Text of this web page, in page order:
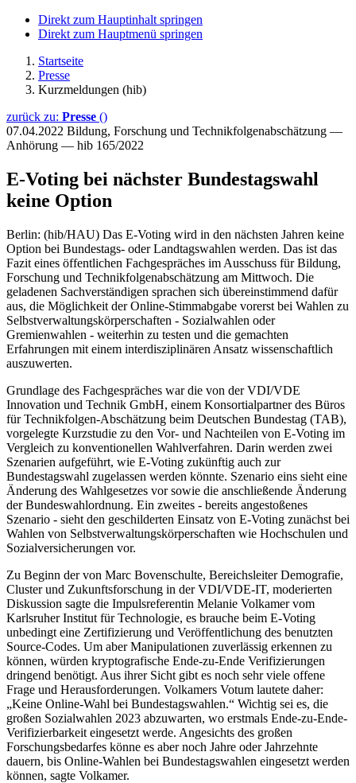
Direkt zum Hauptinhalt springen
Direkt zum Hauptmenü springen
Startseite
Presse
Kurzmeldungen (hib)
zurück zu: Presse ()
07.04.2022 Bildung, Forschung und Technikfolgenabschätzung —
Anhörung — hib 165/2022
E-Voting bei nächster Bundestagswahl
keine Option
Berlin: (hib/HAU) Das E-Voting wird in den nächsten Jahren keine
Option bei Bundestags- oder Landtagswahlen werden. Das ist das
Fazit eines öffentlichen Fachgespräches im Ausschuss für Bildung,
Forschung und Technikfolgenabschätzung am Mittwoch. Die
geladenen Sachverständigen sprachen sich übereinstimmend dafür
aus, die Möglichkeit der Online-Stimmabgabe vorerst bei Wahlen zu
Selbstverwaltungskörperschaften - Sozialwahlen oder
Gremienwahlen - weiterhin zu testen und die gemachten
Erfahrungen mit einem interdisziplinären Ansatz wissenschaftlich
auszuwerten.
Grundlage des Fachgespräches war die von der VDI/VDE
Innovation und Technik GmbH, einem Konsortialpartner des Büros
für Technikfolgen-Abschätzung beim Deutschen Bundestag (TAB),
vorgelegte Kurzstudie zu den Vor- und Nachteilen von E-Voting im
Vergleich zu konventionellen Wahlverfahren. Darin werden zwei
Szenarien aufgeführt, wie E-Voting zukünftig auch zur
Bundestagswahl zugelassen werden könnte. Szenario eins sieht eine
Änderung des Wahlgesetzes vor sowie die anschließende Änderung
der Bundeswahlordnung. Ein zweites - bereits angestoßenes
Szenario - sieht den geschilderten Einsatz von E-Voting zunächst bei
Wahlen von Selbstverwaltungskörperschaften wie Hochschulen und
Sozialversicherungen vor.
Zu Beginn der von Marc Bovenschulte, Bereichsleiter Demografie,
Cluster und Zukunftsforschung in der VDI/VDE-IT, moderierten
Diskussion sagte die Impulsreferentin Melanie Volkamer vom
Karlsruher Institut für Technologie, es brauche beim E-Voting
unbedingt eine Zertifizierung und Veröffentlichung des benutzten
Source-Codes. Um aber Manipulationen zuverlässig erkennen zu
können, würden kryptografische Ende-zu-Ende Verifizierungen
dringend benötigt. Aus ihrer Sicht gibt es noch sehr viele offene
Frage und Herausforderungen. Volkamers Votum lautete daher:
„Keine Online-Wahl bei Bundestagswahlen.“ Wichtig sei es, die
großen Sozialwahlen 2023 abzuwarten, wo erstmals Ende-zu-Ende-
Verifizierbarkeit eingesetzt werde. Angesichts des großen
Forschungsbedarfes könne es aber noch Jahre oder Jahrzehnte
dauern, bis Online-Wahlen bei Bundestagswahlen eingesetzt werden
können, sagte Volkamer.